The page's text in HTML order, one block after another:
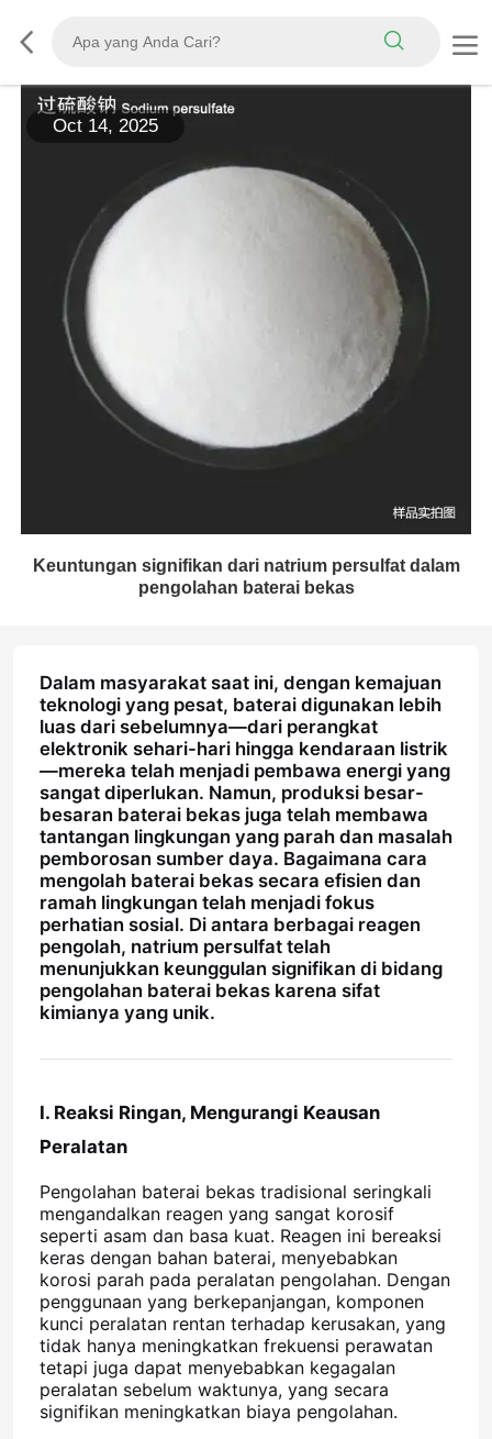
Oct 14, 2025
Keuntungan signifikan dari natrium persulfat dalam
pengolahan baterai bekas
Dalam masyarakat saat ini, dengan kemajuan
teknologi yang pesat, baterai digunakan lebih
luas dari sebelumnya—dari perangkat
elektronik sehari-hari hingga kendaraan listrik
—mereka telah menjadi pembawa energi yang
sangat diperlukan. Namun, produksi besar-
besaran baterai bekas juga telah membawa
tantangan lingkungan yang parah dan masalah
pemborosan sumber daya. Bagaimana cara
mengolah baterai bekas secara efisien dan
ramah lingkungan telah menjadi fokus
perhatian sosial. Di antara berbagai reagen
pengolah, natrium persulfat telah
menunjukkan keunggulan signifikan di bidang
pengolahan baterai bekas karena sifat
kimianya yang unik.
I. Reaksi Ringan, Mengurangi Keausan
Peralatan
Pengolahan baterai bekas tradisional seringkali
mengandalkan reagen yang sangat korosif
seperti asam dan basa kuat. Reagen ini bereaksi
keras dengan bahan baterai, menyebabkan
korosi parah pada peralatan pengolahan. Dengan
penggunaan yang berkepanjangan, komponen
kunci peralatan rentan terhadap kerusakan, yang
tidak hanya meningkatkan frekuensi perawatan
tetapi juga dapat menyebabkan kegagalan
peralatan sebelum waktunya, yang secara
signifikan meningkatkan biaya pengolahan.